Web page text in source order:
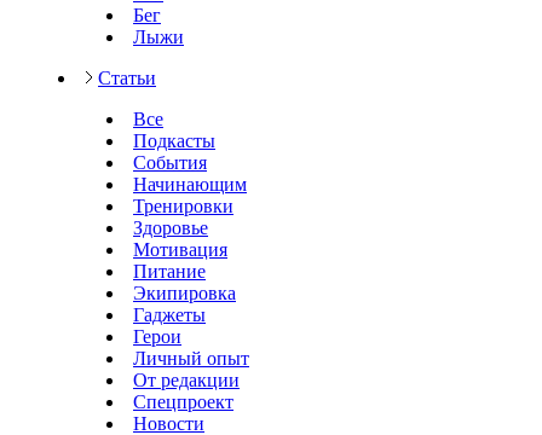
Бег
Лыжи
Статьи
Все
Подкасты
События
Начинающим
Тренировки
Здоровье
Мотивация
Питание
Экипировка
Гаджеты
Герои
Личный опыт
От редакции
Спецпроект
Новости